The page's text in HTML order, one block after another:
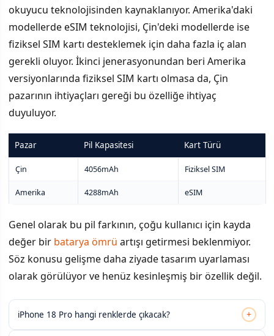
okuyucu teknolojisinden kaynaklanıyor. Amerika'daki
modellerde eSIM teknolojisi, Çin'deki modellerde ise
fiziksel SIM kartı desteklemek için daha fazla iç alan
gerekli oluyor. İkinci jenerasyonundan beri Amerika
versiyonlarında fiziksel SIM kartı olmasa da, Çin
pazarının ihtiyaçları gereği bu özelliğe ihtiyaç
duyuluyor.
Pazar Pil Kapasitesi Kart Türü
Çin 4056mAh Fiziksel SIM
Amerika 4288mAh eSIM
Genel olarak bu pil farkının, çoğu kullanıcı için kayda
değer bir batarya ömrü artışı getirmesi beklenmiyor.
Söz konusu gelişme daha ziyade tasarım uyarlaması
olarak görülüyor ve henüz kesinleşmiş bir özellik değil.
iPhone 18 Pro hangi renklerde çıkacak? +